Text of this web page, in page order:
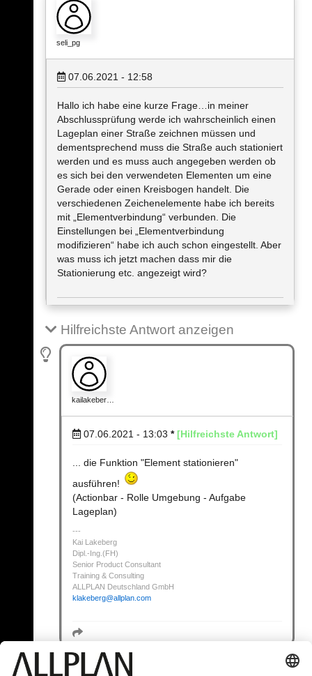
seli_pg
07.06.2021 - 12:58
Hallo ich habe eine kurze Frage…in meiner
Abschlussprüfung werde ich wahrscheinlich einen
Lageplan einer Straße zeichnen müssen und
dementsprechend muss die Straße auch stationiert
werden und es muss auch angegeben werden ob
es sich bei den verwendeten Elementen um eine
Gerade oder einen Kreisbogen handelt. Die
verschiedenen Zeichenelemente habe ich bereits
mit „Elementverbindung“ verbunden. Die
Einstellungen bei „Elementverbindung
modifizieren“ habe ich auch schon eingestellt. Aber
was muss ich jetzt machen dass mir die
Stationierung etc. angezeigt wird?
Hilfreichste Antwort anzeigen
kailakeber…
07.06.2021 - 13:03 * [Hilfreichste Antwort]
... die Funktion "Element stationieren"
ausführen!
(Actionbar - Rolle Umgebung - Aufgabe
Lageplan)
Kai Lakeberg
Dipl.-Ing.(FH)
Senior Product Consultant
Training & Consulting
ALLPLAN Deutschland GmbH
klakeberg@allplan.com